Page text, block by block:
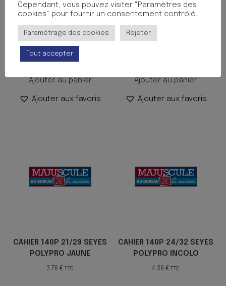
CAHIER 140P 17/22 90G
SEYES PP VERT
1.99€
Ajouter au panier
Ajouter aux favoris
BROCHURE MIMESYS PP
17X22 192P SEYES ASS
Ajouter au panier
Ajouter aux favoris
CAHIER 140P 21/29 SEYES
POLYPRO JAUNE
3.76€ TTC
CAHIER 140P 24/32 SEYES
POLYPRO INCOLO
4.36€ TTC
Cependant, vous pouvez visiter "Paramètres des
cookies" pour fournir un consentement contrôlé.
Paramètrage des cookies Rejeter
Tout accepter